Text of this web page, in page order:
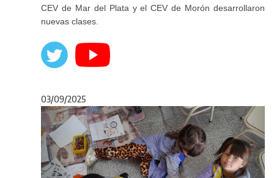
CEV de Mar del Plata y el CEV de Morón desarrollaron
nuevas clases.
03/09/2025
Anterior